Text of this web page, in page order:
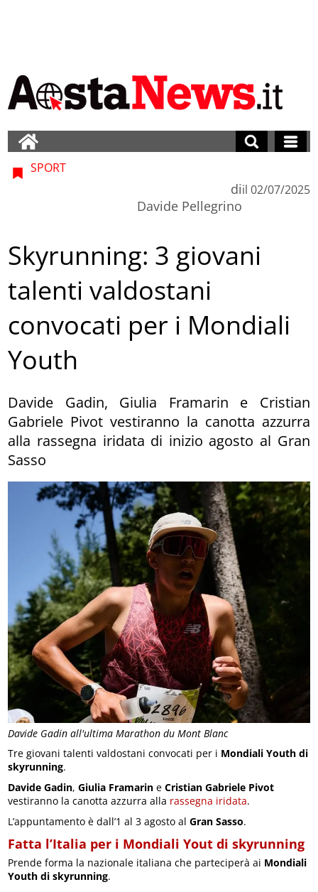
Davide Gadin all'ultima Marathon du Mont Blanc
SPORT
di
Davide Pellegrino
il 02/07/2025
Skyrunning: 3 giovani
talenti valdostani
convocati per i Mondiali
Youth
Davide Gadin, Giulia Framarin e Cristian
Gabriele Pivot vestiranno la canotta azzurra
alla rassegna iridata di inizio agosto al Gran
Sasso
Tre giovani talenti valdostani convocati per i Mondiali Youth di
skyrunning.
Davide Gadin,Giulia Framarin eCristian Gabriele Pivot
vestiranno la canotta azzurra alla rassegna iridata.
L’appuntamento è dall’1 al 3 agosto alGran Sasso.
Fatta l’Italia per i Mondiali Yout di skyrunning
Prende forma la nazionale italiana che parteciperà ai Mondiali
Youth di skyrunning.